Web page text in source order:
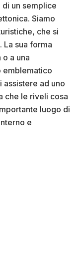
di un semplice
Siamo
che si
La sua forma
o a una
emblematico
assistere ad uno
che le riveli cosa
luogo di
e